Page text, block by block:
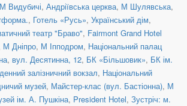
М Видубичі, Андріївська церква, М Шулявська,
, Готель «Русь», Український дім,
театр "Браво", Fairmont Grand Hotel
М Дніпро, М Іпподром, Національний палац
, вул. Десятинна, 12, БК «Більшовик», БК ім.
залізничний вокзал, Національний
музей, Майстер-клас (вул. Бастіонна), М
ім. А. Пушкіна, President Hotel, Зустріч: м.